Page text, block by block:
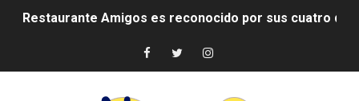
Restaurante Amigos es reconocido por sus cuatro
Banco Popular escala 17 posiciones en los mil